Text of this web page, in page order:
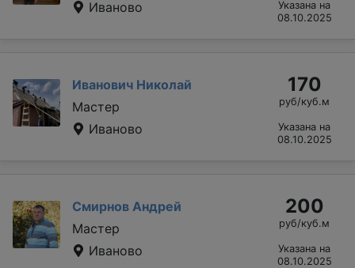
Иваново
Указана на
08.10.2025
Иванович Николай
Мастер
Иваново
170
руб/куб.м
Указана на
08.10.2025
Смирнов Андрей
Мастер
Иваново
200
руб/куб.м
Указана на
08.10.2025